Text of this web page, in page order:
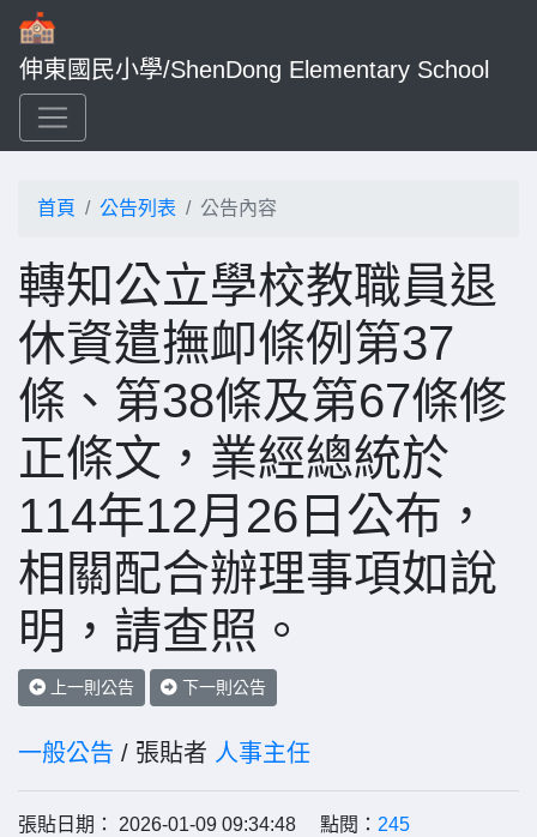
伸東國民小學/ShenDong Elementary School
首頁 公告列表 公告內容
轉知公立學校教職員退
休資遣撫卹條例第37
條、第38條及第67條修
正條文，業經總統於
114年12月26日公布，
相關配合辦理事項如說
明，請查照。
上一則公告 下一則公告
一般公告 / 張貼者 人事主任
張貼日期： 2026-01-09 09:34:48 點閱： 245